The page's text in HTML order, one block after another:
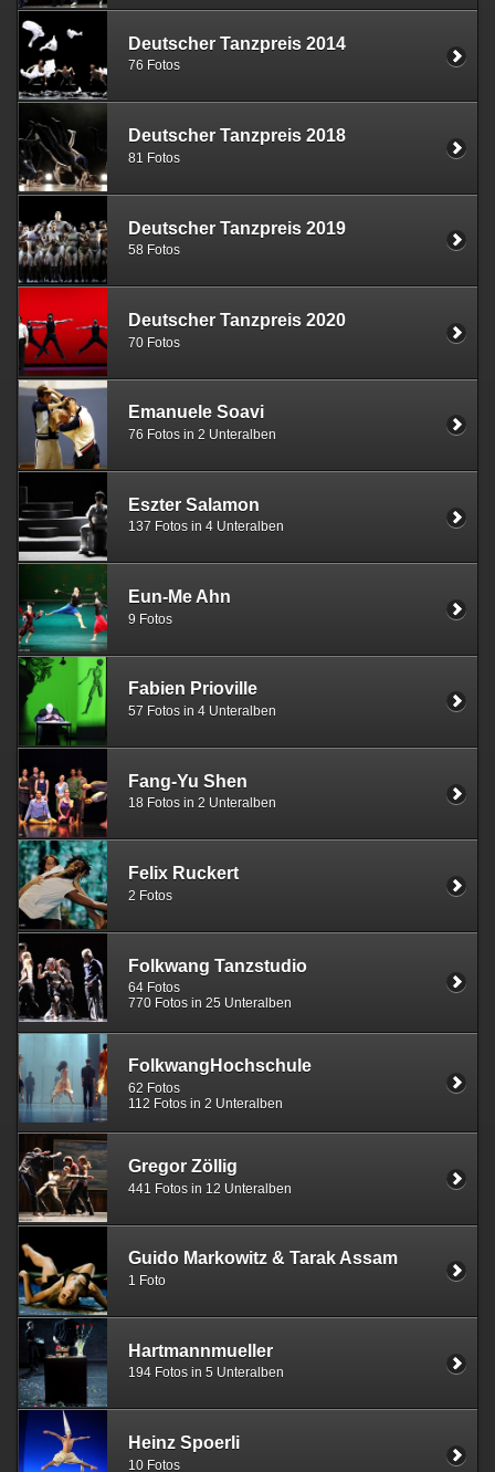
Deutscher Tanzpreis 2014
76 Fotos
Deutscher Tanzpreis 2018
81 Fotos
Deutscher Tanzpreis 2019
58 Fotos
Deutscher Tanzpreis 2020
70 Fotos
Emanuele Soavi
76 Fotos in 2 Unteralben
Eszter Salamon
137 Fotos in 4 Unteralben
Eun-Me Ahn
9 Fotos
Fabien Prioville
57 Fotos in 4 Unteralben
Fang-Yu Shen
18 Fotos in 2 Unteralben
Felix Ruckert
2 Fotos
Folkwang Tanzstudio
64 Fotos
770 Fotos in 25 Unteralben
FolkwangHochschule
62 Fotos
112 Fotos in 2 Unteralben
Gregor Zöllig
441 Fotos in 12 Unteralben
Guido Markowitz & Tarak Assam
1 Foto
Hartmannmueller
194 Fotos in 5 Unteralben
Heinz Spoerli
10 Fotos